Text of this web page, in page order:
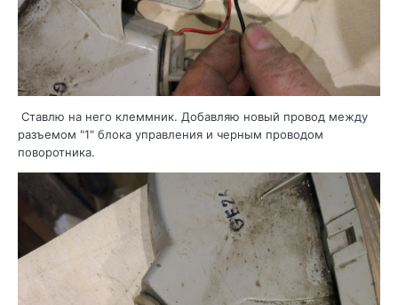
Ставлю на него клеммник. Добавляю новый провод между
разъемом "1" блока управления и черным проводом
поворотника.